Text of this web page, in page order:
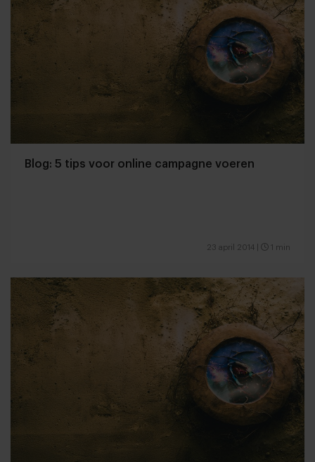
Blog: 5 tips voor online campagne voeren
23 april 2014 1 min